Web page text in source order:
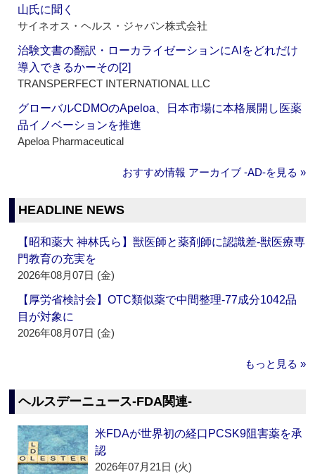
山氏に聞く
サイネオス・ヘルス・ジャパン株式会社
治験文書の翻訳・ローカライゼーションにAIをどれだけ
導入できるかーその[2]
TRANSPERFECT INTERNATIONAL LLC
グローバルCDMOのApeloa、日本市場に本格展開し医薬
品イノベーションを推進
Apeloa Pharmaceutical
おすすめ情報 アーカイブ ‐AD‐を見る »
HEADLINE NEWS
【昭和薬大 神林氏ら】獣医師と薬剤師に認識差‐獣医療専
門教育の充実を
2026年08月07日 (金)
【厚労省検討会】OTC類似薬で中間整理‐77成分1042品
目が対象に
2026年08月07日 (金)
もっと見る »
ヘルスデーニュース‐FDA関連‐
米FDAが世界初の経口PCSK9阻害薬を承
認
2026年07月21日 (火)